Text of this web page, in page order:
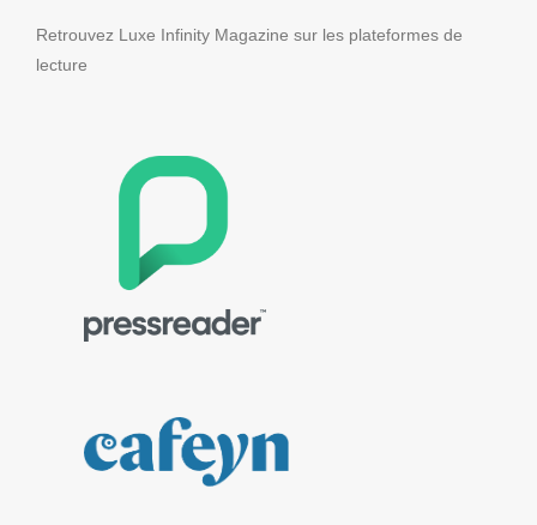
Retrouvez Luxe Infinity Magazine sur les plateformes de
lecture